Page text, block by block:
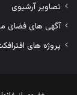
تصاویر آرشیوی
آگهی های فضای
پروژه های